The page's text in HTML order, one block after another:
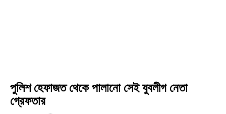
পুলিশ হেফাজত থেকে পালানো সেই যুবলীগ নেতা
গ্রেফতার